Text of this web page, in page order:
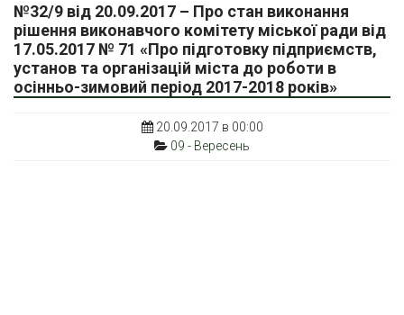
№32/9 від 20.09.2017 – Про стан виконання
рішення виконавчого комітету міської ради від
17.05.2017 № 71 «Про підготовку підприємств,
установ та організацій міста до роботи в
осінньо-зимовий період 2017-2018 років»
20.09.2017 в 00:00
09 - Вересень